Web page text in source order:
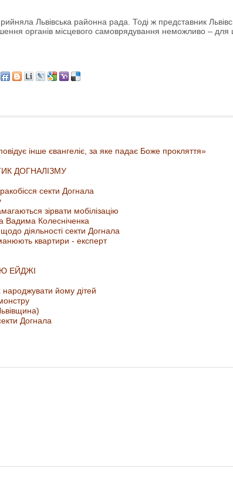
Львівська районна рада. Тоді ж представник
органів місцевого самоврядування неможливо – для
інше євангеліє, за яке падає Боже прокляття»
ДОГНАЛІЗМУ
секти Догнала
зірвати мобілізацію
Вадима Колесніченка
діяльності секти Догнала
квартири - експерт
ЕЙДЖІ
народжувати йому дітей
Догнала